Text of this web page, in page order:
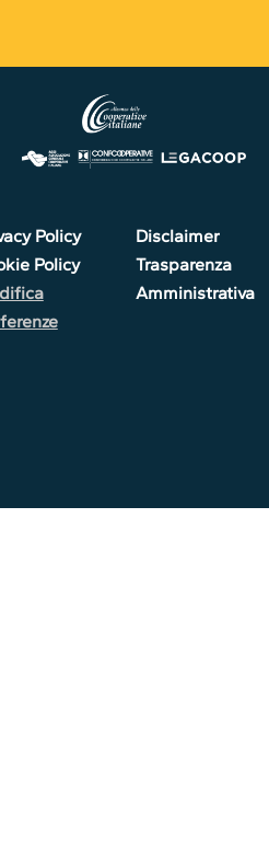
Policy
Policy
Disclaimer
Trasparenza
Amministrativa